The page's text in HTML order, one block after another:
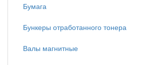
Бумага
Бункеры отработанного тонера
Валы магнитные